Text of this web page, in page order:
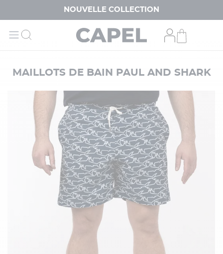
NOUVELLE COLLECTION
MAILLOTS DE BAIN PAUL AND SHARK